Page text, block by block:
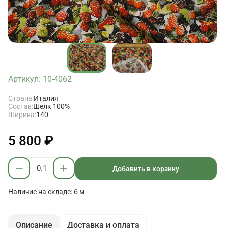
Артикул: 10-4062
Страна:Италия
Состав:Шелк 100%
Ширина:140
5 800 ₽
Добавить в корзину
Наличие на складе: 6 м
Описание Доставка и оплата